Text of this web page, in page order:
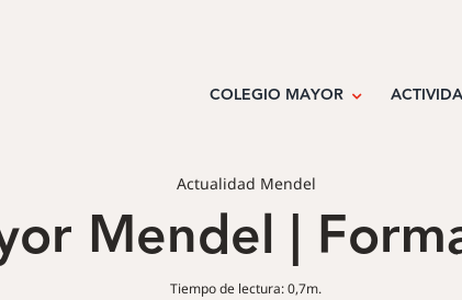
COLEGIO MAYOR
Actualidad Mendel
Mendel |
Tiempo de lectura: 0,7m.